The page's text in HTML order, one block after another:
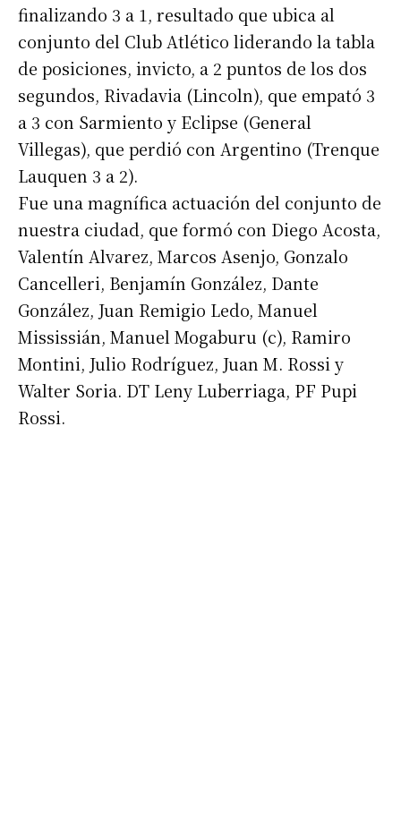
finalizando 3 a 1, resultado que ubica al
conjunto del Club Atlético liderando la tabla
de posiciones, invicto, a 2 puntos de los dos
segundos, Rivadavia (Lincoln), que empató 3
a 3 con Sarmiento y Eclipse (General
Villegas), que perdió con Argentino (Trenque
Lauquen 3 a 2).
Fue una magnífica actuación del conjunto de
nuestra ciudad, que formó con Diego Acosta,
Valentín Alvarez, Marcos Asenjo, Gonzalo
Cancelleri, Benjamín González, Dante
González, Juan Remigio Ledo, Manuel
Mississián, Manuel Mogaburu (c), Ramiro
Montini, Julio Rodríguez, Juan M. Rossi y
Walter Soria. DT Leny Luberriaga, PF Pupi
Rossi.